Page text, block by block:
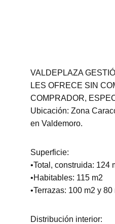
VALDEPLAZA
LES OFRECE SIN
COMPRADOR,
Ubicación: Zona
en Valdemoro.
Superficie:
•Total, construida: 124
•Habitables: 115 m2
•Terrazas: 100 m2 y 80
Distribución interior: